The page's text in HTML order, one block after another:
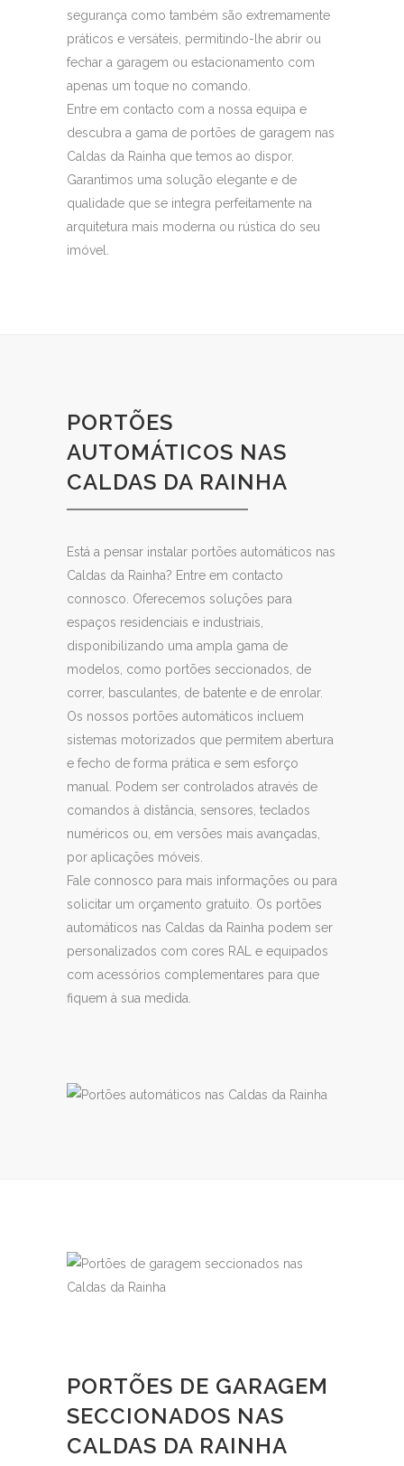
segurança como também são extremamente
práticos e versáteis, permitindo-lhe abrir ou
fechar a garagem ou estacionamento com
apenas um toque no comando.
Entre em contacto com a nossa equipa e
descubra a gama de portões de garagem nas
Caldas da Rainha que temos ao dispor.
Garantimos uma solução elegante e de
qualidade que se integra perfeitamente na
arquitetura mais moderna ou rústica do seu
imóvel.
PORTÕES
AUTOMÁTICOS NAS
CALDAS DA RAINHA
Está a pensar instalar portões automáticos nas
Caldas da Rainha? Entre em contacto
connosco. Oferecemos soluções para
espaços residenciais e industriais,
disponibilizando uma ampla gama de
modelos, como portões seccionados, de
correr, basculantes, de batente e de enrolar.
Os nossos portões automáticos incluem
sistemas motorizados que permitem abertura
e fecho de forma prática e sem esforço
manual. Podem ser controlados através de
comandos à distância, sensores, teclados
numéricos ou, em versões mais avançadas,
por aplicações móveis.
Fale connosco para mais informações ou para
solicitar um orçamento gratuito. Os portões
automáticos nas Caldas da Rainha podem ser
personalizados com cores RAL e equipados
com acessórios complementares para que
fiquem à sua medida.
PORTÕES DE GARAGEM
SECCIONADOS NAS
CALDAS DA RAINHA